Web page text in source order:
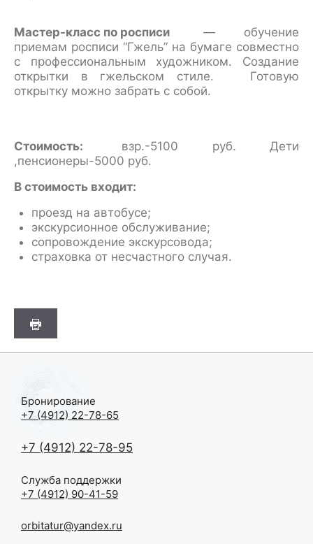
Мастер-класс по росписи
— обучение
приемам росписи “Гжель” на бумаге совместно
с профессиональным художником. Создание
открытки в гжельском стиле. Готовую
открытку можно забрать с собой.
Стоимость:
взр.-5100 руб. Дети
,пенсионеры-5000 руб.
В стоимость входит:
проезд на автобусе;
экскурсионное обслуживание;
сопровождение экскурсовода;
страховка от несчастного случая.
Бронирование
+7 (4912) 22-78-65
+7 (4912) 22-78-95
Служба поддержки
+7 (4912) 90-41-59
orbitatur@yandex.ru